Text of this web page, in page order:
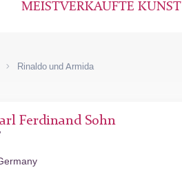
MEISTVERKAUFTE KUNST
Rinaldo und Armida
Ferdinand Sohn